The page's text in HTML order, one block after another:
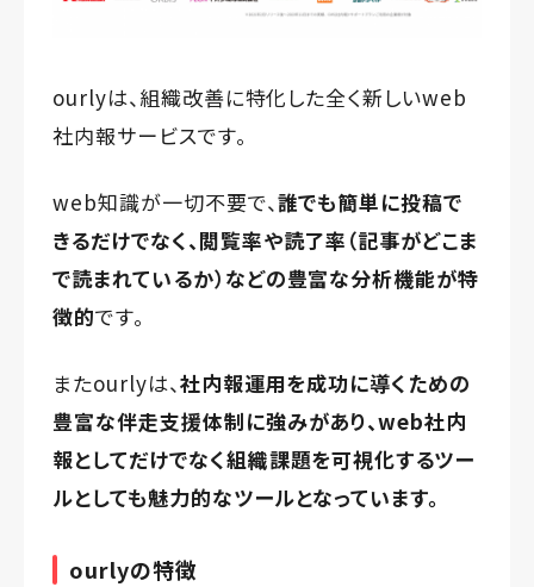
ourlyは、組織改善に特化した全く新しいweb
社内報サービスです。
web知識が一切不要で、誰でも簡単に投稿で
きるだけでなく、閲覧率や読了率（記事がどこま
で読まれているか）などの豊富な分析機能が特
徴的です。
またourlyは、社内報運用を成功に導くための
豊富な伴走支援体制に強みがあり、web社内
報としてだけでなく組織課題を可視化するツー
ルとしても魅力的なツールとなっています。
ourlyの特徴